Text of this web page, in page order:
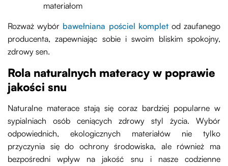
materiałom
Rozważ wybór bawełniana pościel kompletod zaufanego
producenta, zapewniając sobie i swoim bliskim spokojny,
zdrowy sen.
Rola naturalnych materacy w poprawie
jakości snu
Naturalne materace stają się coraz bardziej popularne w
sypialniach osób ceniących zdrowy styl życia. Wybór
odpowiednich, ekologicznych materiałów nie tylko
przyczynia się do ochrony środowiska, ale również ma
bezpośredni wpływ na jakość snu i nasze codzienne